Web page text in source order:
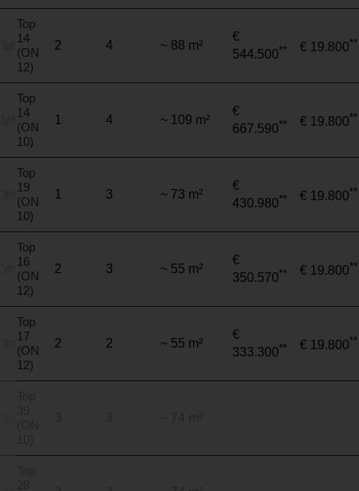
Top
14
(ON
12)
2 4 ~ 88 m²
€
544.500** € 19.800**
Top
14
(ON
10)
1 4 ~ 109 m²
€
667.590** € 19.800**
Top
19
(ON
10)
1 3 ~ 73 m²
€
430.980** € 19.800**
Top
16
(ON
12)
2 3 ~ 55 m²
€
350.570** € 19.800**
Top
17
(ON
12)
2 2 ~ 55 m²
€
333.300** € 19.800**